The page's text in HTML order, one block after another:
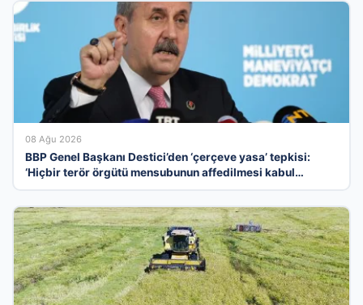
08 Ağu 2026
BBP Genel Başkanı Destici’den ‘çerçeve yasa’ tepkisi:
‘Hiçbir terör örgütü mensubunun affedilmesi kabul